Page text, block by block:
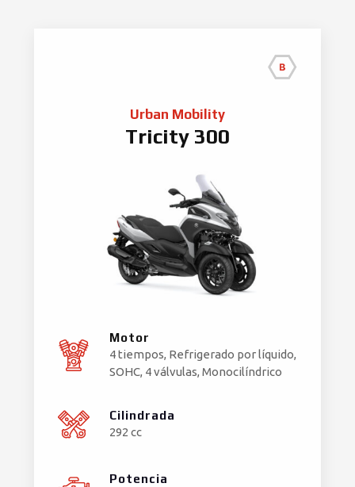
Urban Mobility
Tricity 300
Motor
4 tiempos, Refrigerado por líquido,
SOHC, 4 válvulas, Monocilíndrico
Cilindrada
292 cc
Potencia